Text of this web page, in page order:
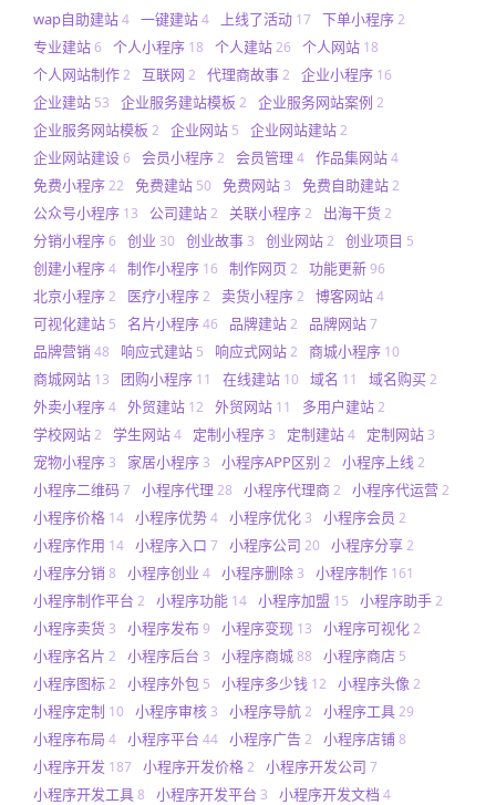
wap自助建站4 一键建站4 上线了活动 17 下单小程序2
专业建站6 个人小程序 18 个人建站26 个人网站 18
个人网站制作2 互联网 2 代理商故事2 企业小程序 16
企业建站 53 企业服务建站模板 2 企业服务网站案例 2
企业服务网站模板 2 企业网站 5 企业网站建站2
企业网站建设6 会员小程序2 会员管理 4 作品集网站4
免费小程序22 免费建站 50 免费网站 3 免费自助建站2
公众号小程序 13 公司建站2 关联小程序2 出海干货2
分销小程序6 创业 30 创业故事 3 创业网站2 创业项目 5
创建小程序4 制作小程序 16 制作网页 2 功能更新96
北京小程序2 医疗小程序2 卖货小程序2 博客网站4
可视化建站 5 名片小程序46 品牌建站2 品牌网站7
品牌营销 48 响应式建站 5 响应式网站2 商城小程序 10
商城网站 13 团购小程序 11 在线建站 10 域名 11 域名购买2
外卖小程序4 外贸建站 12 外贸网站 11 多用户建站2
学校网站2 学生网站4 定制小程序 3 定制建站4 定制网站 3
宠物小程序 3 家居小程序 3 小程序APP区别 2 小程序上线 2
小程序二维码7 小程序代理 28 小程序代理商2 小程序代运营2
小程序价格 14 小程序优势4 小程序优化 3 小程序会员 2
小程序作用 14 小程序入口 7 小程序公司 20 小程序分享2
小程序分销 8 小程序创业 4 小程序删除 3 小程序制作 161
小程序制作平台 2 小程序功能 14 小程序加盟 15 小程序助手2
小程序卖货 3 小程序发布9 小程序变现 13 小程序可视化2
小程序名片 2 小程序后台 3 小程序商城88 小程序商店 5
小程序图标2 小程序外包 5 小程序多少钱 12 小程序头像 2
小程序定制 10 小程序审核 3 小程序导航2 小程序工具29
小程序布局 4 小程序平台 44 小程序广告2 小程序店铺8
小程序开发 187 小程序开发价格2 小程序开发公司 7
小程序开发工具8 小程序开发平台 3 小程序开发文档 4